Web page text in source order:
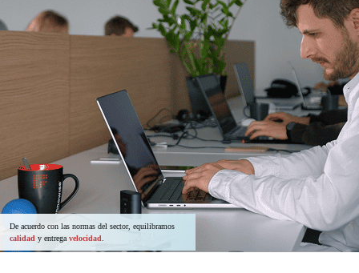
De acuerdo con las normas del sector, equilibramos
calidad y entrega velocidad